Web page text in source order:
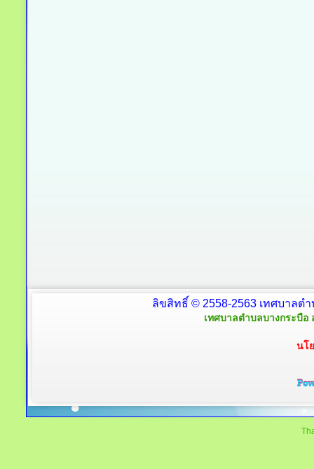
ลิขสิทธิ์ © 2558-2563 เทศบาลต
เทศบาลตำบลบางกระบือ
นโ